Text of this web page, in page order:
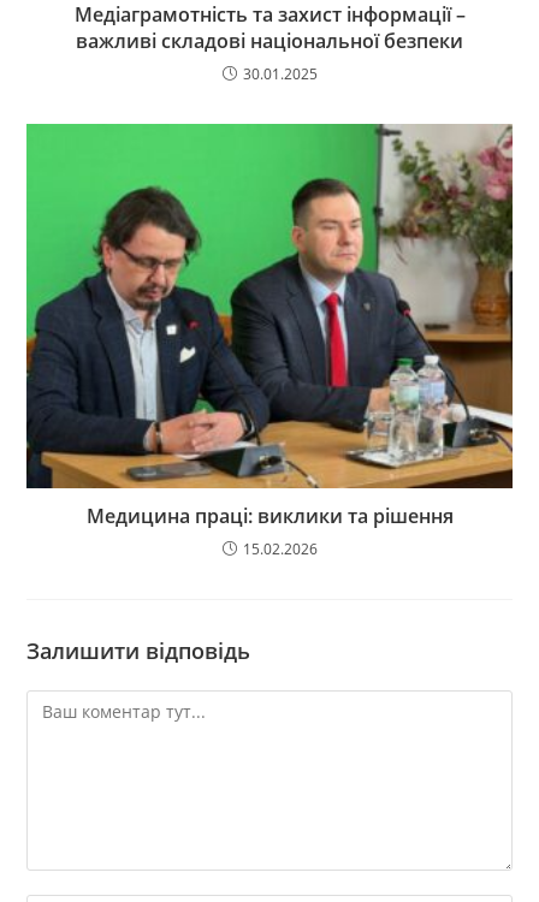
Медіаграмотність та захист інформації –
важливі складові національної безпеки
30.01.2025
Медицина праці: виклики та рішення
15.02.2026
Залишити відповідь